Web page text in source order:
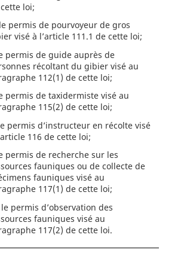
loi;
le permis de pourvoyeur de gros
visé à l’article 111.1 de cette loi;
permis de guide auprès de
récoltant du gibier visé au
112(1) de cette loi;
permis de taxidermiste visé au
115(2) de cette loi;
permis d’instructeur en récolte visé
116 de cette loi;
permis de recherche sur les
fauniques ou de collecte de
fauniques visé au
117(1) de cette loi;
le permis d’observation des
fauniques visé au
117(2) de cette loi.